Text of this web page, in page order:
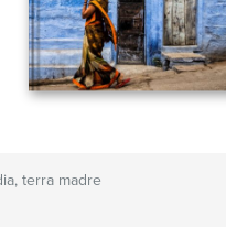
terra madre